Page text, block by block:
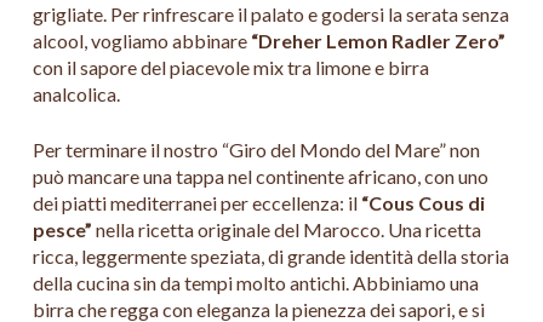
grigliate. Per rinfrescare il palato e godersi la serata senza
alcool, vogliamo abbinare “Dreher Lemon Radler Zero”
con il sapore del piacevole mix tra limone e birra
analcolica.
Per terminare il nostro “Giro del Mondo del Mare” non
può mancare una tappa nel continente africano, con uno
dei piatti mediterranei per eccellenza: il “Cous Cous di
pesce” nella ricetta originale del Marocco. Una ricetta
ricca, leggermente speziata, di grande identità della storia
della cucina sin da tempi molto antichi. Abbiniamo una
birra che regga con eleganza la pienezza dei sapori, e si